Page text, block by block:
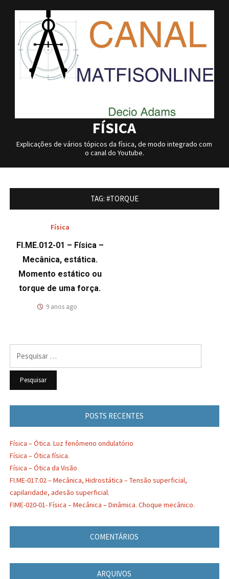
to
content
FÍSICA
Explicações de vários tópicos da física, de modo integrado com
o canal do Youtube.
TAG: #TORQUE
Física
FI.ME.012-01 – Física –
Mecânica, estática.
Momento estático ou
torque de uma força.
9 anos ago
POSTS RECENTES
Física – Ótica. Luz fenômeno ondulatório
Física – Ótica física.
Física – Ótica da Visão
FI.ME-017.02 – Mecânica, Hidrostática – Tensão superficial,
capilaridade, adesão superficial.
FIME-020-01- Física – Mecânica – Dinâmica. Choque mecânico.
COMENTÁRIOS
ARQUIVOS